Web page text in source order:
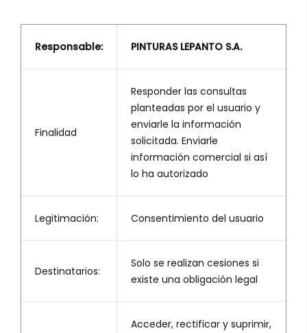
Responsable: PINTURAS LEPANTO S.A.
Finalidad
Responder las consultas
planteadas por el usuario y
enviarle la información
solicitada. Enviarle
información comercial si así
lo ha autorizado
Legitimación: Consentimiento del usuario
Destinatarios:
Solo se realizan cesiones si
existe una obligación legal
Acceder, rectificar y suprimir,